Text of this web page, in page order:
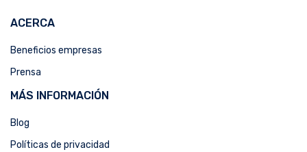
ACERCA
Beneficios empresas
Prensa
MÁS INFORMACIÓN
Blog
Políticas de privacidad